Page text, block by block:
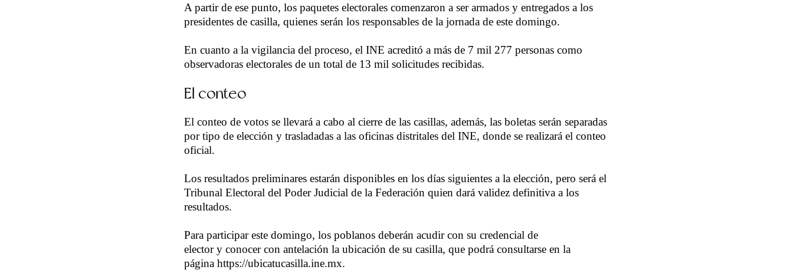
A partir de ese punto, los paquetes electorales comenzaron a ser armados y entregados a los
presidentes de casilla, quienes serán los responsables de la jornada de este domingo.
En cuanto a la vigilancia del proceso, el INE acreditó a más de 7 mil 277 personas como
observadoras electorales de un total de 13 mil solicitudes recibidas.
El conteo
El conteo de votos se llevará a cabo al cierre de las casillas, además, las boletas serán separadas
por tipo de elección y trasladadas a las oficinas distritales del INE, donde se realizará el conteo
oficial.
Los resultados preliminares estarán disponibles en los días siguientes a la elección, pero será el
Tribunal Electoral del Poder Judicial de la Federación quien dará validez definitiva a los
resultados.
Para participar este domingo, los poblanos deberán acudir con su credencial de
elector y conocer con antelación la ubicación de su casilla, que podrá consultarse en la
página https://ubicatucasilla.ine.mx.